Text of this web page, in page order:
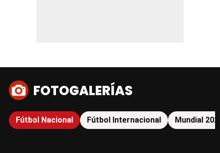
FOTOGALERÍAS
Fútbol Nacional Fútbol Internacional Mundial